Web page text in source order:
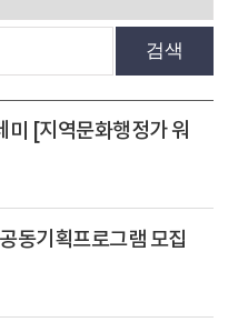
검색
[지역문화행정가 워
동기획프로그램 모집